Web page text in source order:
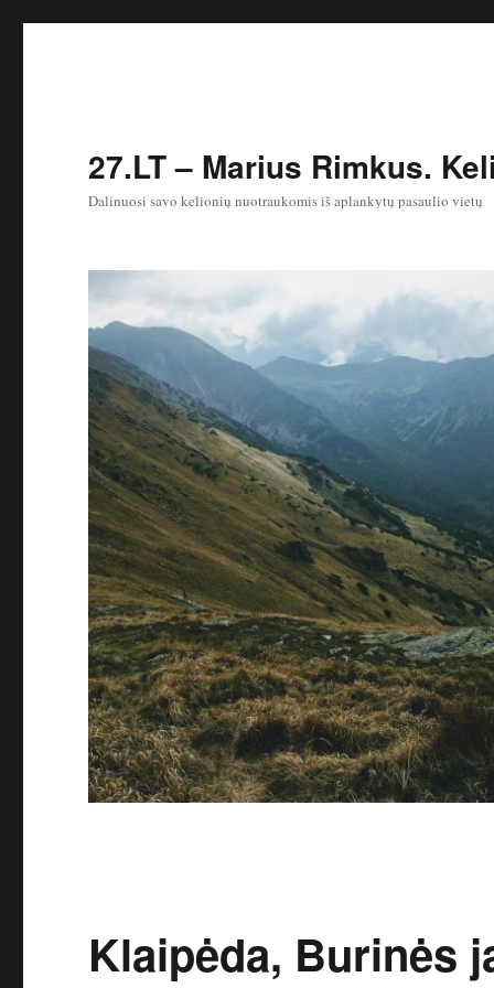
27.LT – Marius Rimkus.
Dalinuosi savo kelionių nuotraukomis iš aplankytų pasaulio vietų
Klaipėda, Burinės